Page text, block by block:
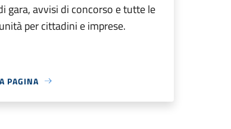
gara, avvisi di concorso e tutte le
per cittadini e imprese.
PAGINA